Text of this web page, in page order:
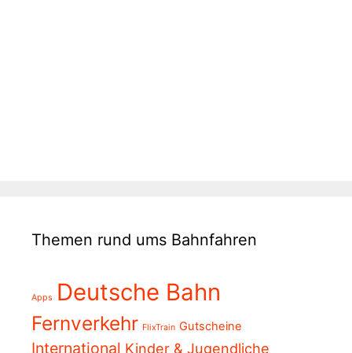
Themen rund ums Bahnfahren
Apps Deutsche Bahn
Fernverkehr FlixTrain Gutscheine
International Kinder & Jugendliche